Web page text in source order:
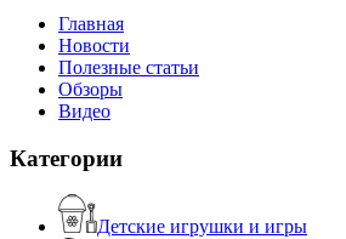
Главная
Новости
Полезные статьи
Обзоры
Видео
Категории
Детские игрушки и игры